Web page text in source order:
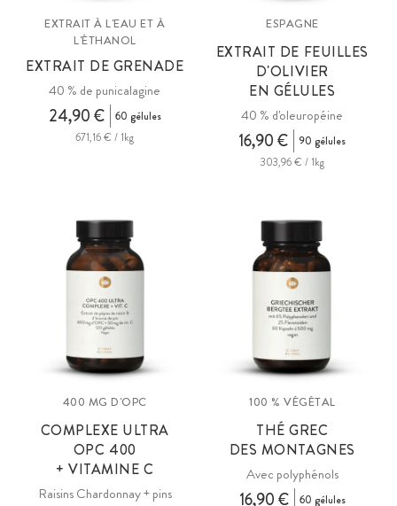
EXTRAIT À L'EAU ET À
L'ÉTHANOL
EXTRAIT DE GRENADE
40 % de punicalagine
24,90 €
60 gélules
671,16 € / 1kg
ESPAGNE
EXTRAIT DE FEUILLES
D'OLIVIER
EN GÉLULES
40 % d'oleuropéine
16,90 €
90 gélules
303,96 € / 1kg
400 MG D'OPC
COMPLEXE ULTRA
OPC 400
+ VITAMINE C
Raisins Chardonnay + pins
100 % VÉGÉTAL
THÉ GREC
DES MONTAGNES
Avec polyphénols
16,90 € 60 gélules